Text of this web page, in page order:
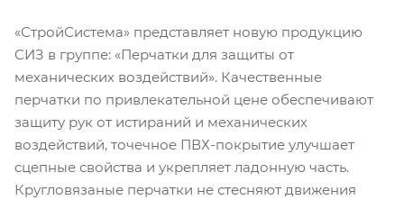
«СтройСистема» представляет новую продукцию
СИЗ в группе: «Перчатки для защиты от
механических воздействий». Качественные
перчатки по привлекательной цене обеспечивают
защиту рук от истираний и механических
воздействий, точечное ПВХ-покрытие улучшает
сцепные свойства и укрепляет ладонную часть.
Кругловязаные перчатки не стесняют движения